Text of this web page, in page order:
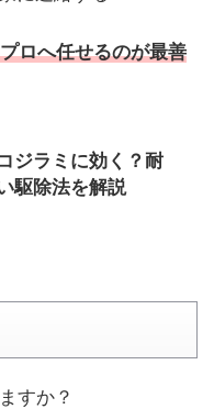
ロへ任せるのが最善
ジラミに効く？耐
駆除法を解説
すか？